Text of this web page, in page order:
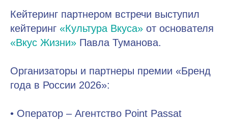
Кейтеринг партнером встречи выступил
кейтеринг «Культура Вкуса» от основателя
«Вкус Жизни» Павла Туманова.
Организаторы и партнеры премии «Бренд
года в России 2026»:
• Оператор – Агентство Point Passat